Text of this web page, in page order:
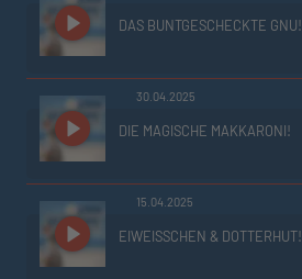
DAS BUNTGESCHECKTE GNU!
30.04.2025
DIE MAGISCHE MAKKARONI!
15.04.2025
EIWEISSCHEN & DOTTERHUT!